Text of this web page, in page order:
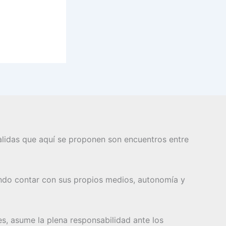
que aquí se proponen son encuentros entre
contar con sus propios medios, autonomía y
asume la plena responsabilidad ante los